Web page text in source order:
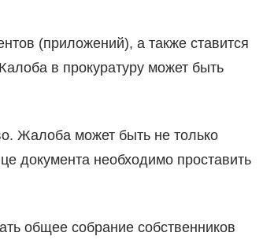
(приложений), а также ставится
в прокуратуру может быть
Жалоба может быть не только
документа необходимо проставить
общее собрание собственников